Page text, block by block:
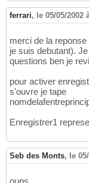
ferrari, le 05/05/2002
merci de la
je suis debutant).
questions ben je
pour activer
s'ouvre je tape
Enregistrer1
Seb des Monts, le